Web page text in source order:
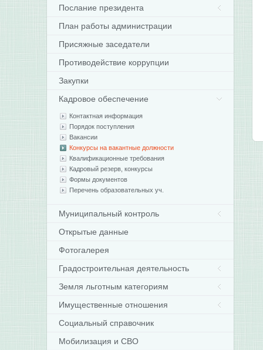
Послание президента
План работы администрации
Присяжные заседатели
Противодействие коррупции
Закупки
Кадровое обеспечение
Контактная информация
Порядок поступления
Вакансии
Конкурсы на вакантные должности
Квалификационные требования
Кадровый резерв, конкурсы
Формы документов
Перечень образовательных уч.
Муниципальный контроль
Открытые данные
Фотогалерея
Градостроительная деятельность
Земля льготным категориям
Имущественные отношения
Социальный справочник
Мобилизация и СВО